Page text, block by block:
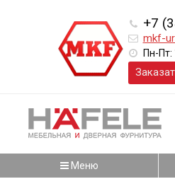
+7
mkf-
Пн-Пт:
Меню